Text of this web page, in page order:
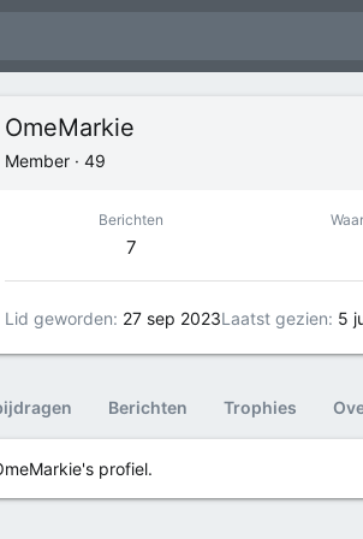
OmeMarkie
Member · 49
Berichten
7
Lid geworden 27 sep 2023Laatst gezien 5
Berichten Trophies
profiel.